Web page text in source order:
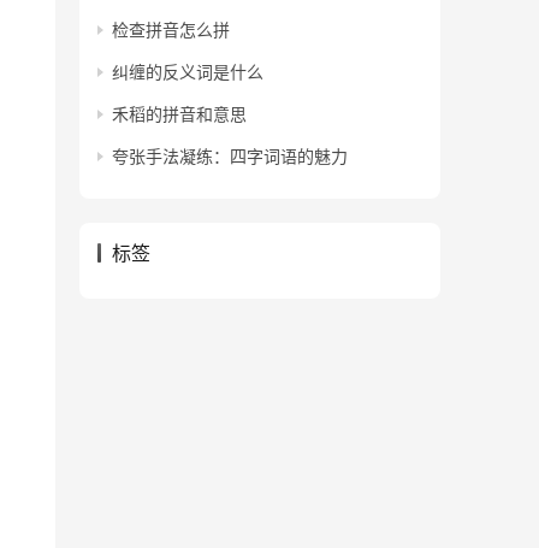
检查拼音怎么拼
纠缠的反义词是什么
禾稻的拼音和意思
夸张手法凝练：四字词语的魅力
标签